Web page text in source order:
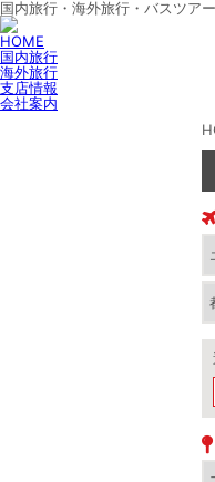
国内旅行・海外旅行・バスツア
HOME
国内旅行
海外旅行
支店情報
会社案内